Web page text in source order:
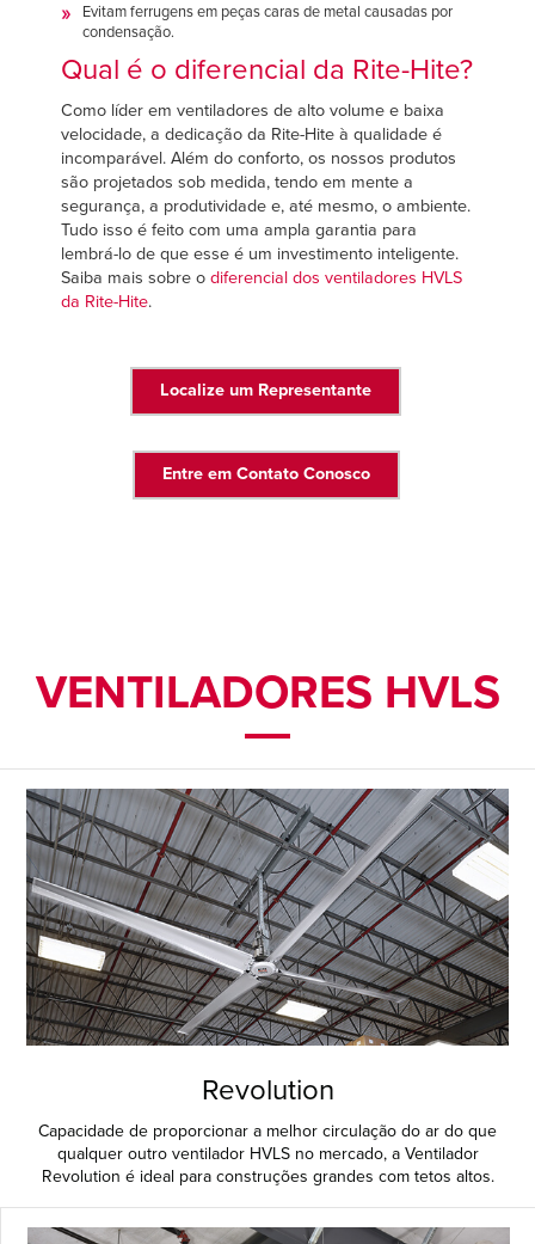
Evitam ferrugens em peças caras de metal causadas por
condensação.
Qual é o diferencial da Rite-Hite?
Como líder em ventiladores de alto volume e baixa
velocidade, a dedicação da Rite-Hite à qualidade é
incomparável. Além do conforto, os nossos produtos
são projetados sob medida, tendo em mente a
segurança, a produtividade e, até mesmo, o ambiente.
Tudo isso é feito com uma ampla garantia para
lembrá-lo de que esse é um investimento inteligente.
Saiba mais sobre o diferencial dos ventiladores HVLS
da Rite-Hite.
Localize um Representante
Entre em Contato Conosco
VENTILADORES HVLS
Revolution
Capacidade de proporcionar a melhor circulação do ar do que
qualquer outro ventilador HVLS no mercado, a Ventilador
Revolution é ideal para construções grandes com tetos altos.